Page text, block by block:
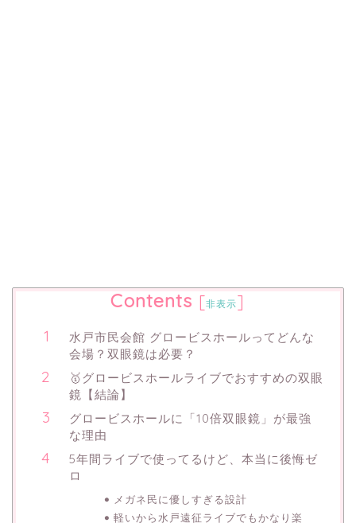
Contents [非表示]
水戸市民会館 グロービスホールってどんな
会場？双眼鏡は必要？
🥇グロービスホールライブでおすすめの双眼
鏡【結論】
グロービスホールに「10倍双眼鏡」が最強
な理由
5年間ライブで使ってるけど、本当に後悔ゼ
ロ
メガネ民に優しすぎる設計
軽いから水戸遠征ライブでもかなり楽